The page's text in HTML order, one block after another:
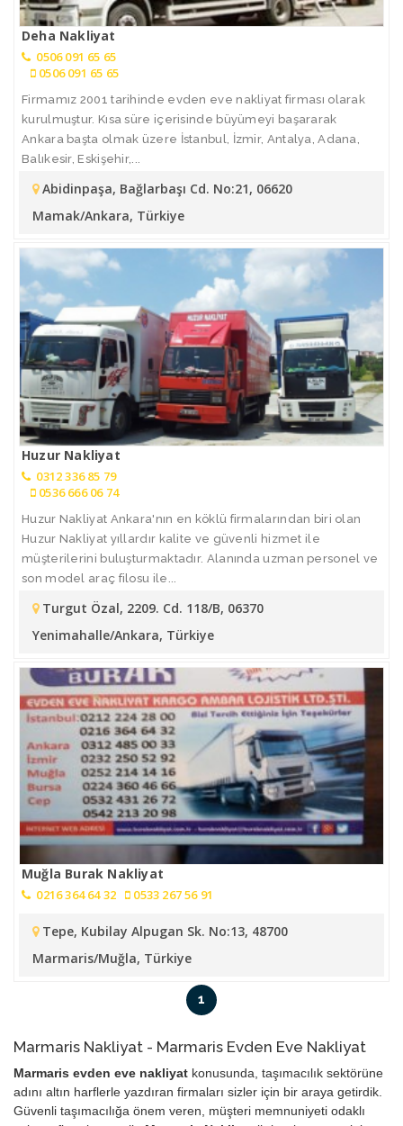
Deha Nakliyat
0506 091 65 65
0506 091 65 65
Firmamız 2001 tarihinde evden eve nakliyat firması olarak
kurulmuştur. Kısa süre içerisinde büyümeyi başararak
Ankara başta olmak üzere İstanbul, İzmir, Antalya, Adana,
Balıkesir, Eskişehir,...
Abidinpaşa, Bağlarbaşı Cd. No:21, 06620
Mamak/Ankara, Türkiye
Huzur Nakliyat
0312 336 85 79
0536 666 06 74
Huzur Nakliyat Ankara'nın en köklü firmalarından biri olan
Huzur Nakliyat yıllardır kalite ve güvenli hizmet ile
müşterilerini buluşturmaktadır. Alanında uzman personel ve
son model araç filosu ile...
Turgut Özal, 2209. Cd. 118/B, 06370
Yenimahalle/Ankara, Türkiye
Muğla Burak Nakliyat
0216 364 64 32 0533 267 56 91
Tepe, Kubilay Alpugan Sk. No:13, 48700
Marmaris/Muğla, Türkiye
1
Marmaris Nakliyat - Marmaris Evden Eve Nakliyat
Marmaris evden eve nakliyat konusunda, taşımacılık sektörüne
adını altın harflerle yazdıran firmaları sizler için bir araya getirdik.
Güvenli taşımacılığa önem veren, müşteri memnuniyeti odaklı